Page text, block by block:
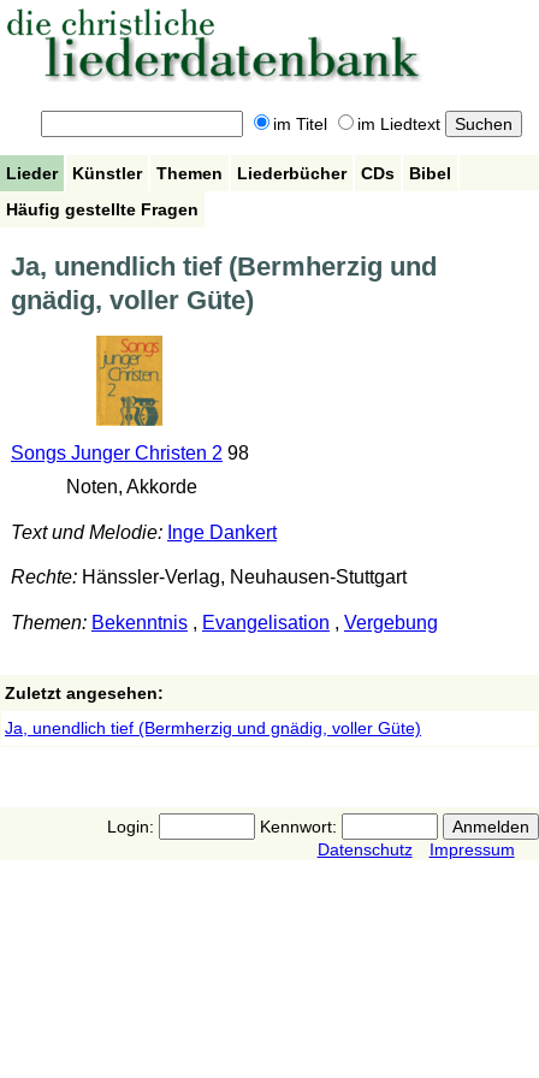
im Titel im Liedtext
Lieder Künstler Themen Liederbücher CDs
Bibel
Häufig gestellte Fragen
Ja, unendlich tief (Bermherzig und
gnädig, voller Güte)
Songs Junger Christen 2 98
Noten, Akkorde
Text und Melodie: Inge Dankert
Rechte:Hänssler-Verlag, Neuhausen-Stuttgart
Themen: Bekenntnis, Evangelisation , Vergebung
Zuletzt angesehen:
Ja, unendlich tief (Bermherzig und gnädig, voller Güte)
Login:
Kennwort:
Datenschutz
Impressum